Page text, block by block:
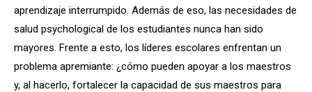
aprendizaje interrumpido. Además de eso, las necesidades de
salud psychological de los estudiantes nunca han sido
mayores. Frente a esto, los líderes escolares enfrentan un
problema apremiante: ¿cómo pueden apoyar a los maestros
y, al hacerlo, fortalecer la capacidad de sus maestros para